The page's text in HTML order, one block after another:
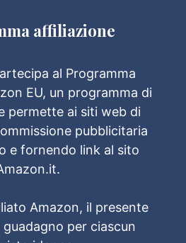
affiliazione
al Programma
EU, un programma di
permette ai siti web di
pubblicitaria
e fornendo link al sito
Amazon, il presente
per ciascun